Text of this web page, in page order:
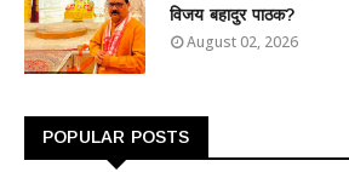
विजय बहादुर पाठक?
August 02, 2026
POPULAR POSTS